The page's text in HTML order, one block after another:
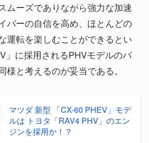
ムーズでありながら強力な加速
バーの自信を高め、ほとんどの
運転を楽しむことができるとい
」に採用されるPHVモデルのパ
様と考えるのが妥当である。
マツダ 新型 「CX-60 PHEV」モデ
ルは トヨタ「RAV4 PHV」のエン
ジンを採用か！？